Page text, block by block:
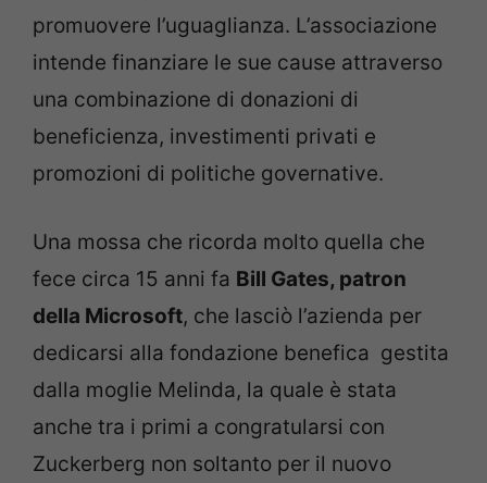
promuovere l’uguaglianza. L’associazione
intende finanziare le sue cause attraverso
una combinazione di donazioni di
beneficienza, investimenti privati e
promozioni di politiche governative.
Una mossa che ricorda molto quella che
fece circa 15 anni fa Bill Gates, patron
della Microsoft, che lasciò l’azienda per
dedicarsi alla fondazione benefica gestita
dalla moglie Melinda, la quale è stata
anche tra i primi a congratularsi con
Zuckerberg non soltanto per il nuovo